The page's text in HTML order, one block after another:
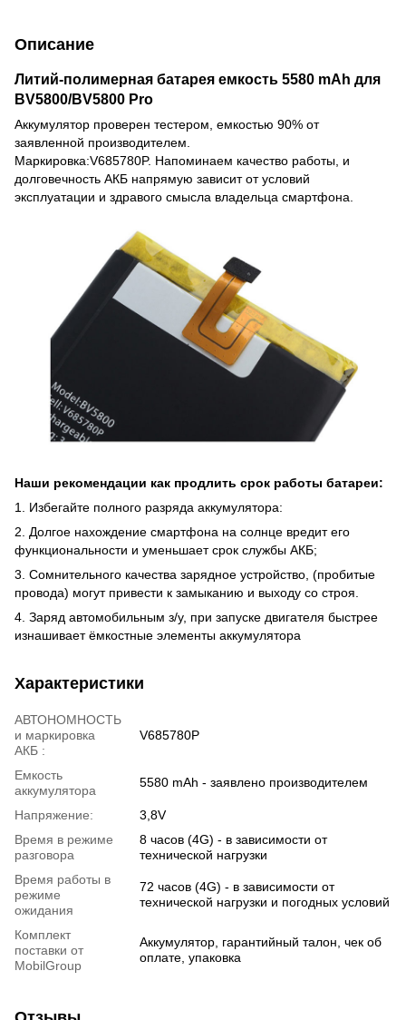
Описание
Литий-полимерная батарея емкость 5580 mAh для
BV5800/BV5800 Pro
Аккумулятор проверен тестером, емкостью 90% от
заявленной производителем.
Маркировка:V685780P. Напоминаем качество работы, и
долговечность АКБ напрямую зависит от условий
эксплуатации и здравого смысла владельца смартфона.
Наши рекомендации как продлить срок работы батареи:
1. Избегайте полного разряда аккумулятора:
2. Долгое нахождение смартфона на солнце вредит его
функциональности и уменьшает срок службы АКБ;
3. Сомнительного качества зарядное устройство, (пробитые
провода) могут привести к замыканию и выходу со строя.
4. Заряд автомобильным з/у, при запуске двигателя быстрее
изнашивает ёмкостные элементы аккумулятора
Характеристики
АВТОНОМНОСТЬ
и маркировка
АКБ :
V685780P
Емкость
аккумулятора
5580 mAh - заявлено производителем
Напряжение:
3,8V
Время в режиме
разговора
8 часов (4G) - в зависимости от
технической нагрузки
Время работы в
режиме
ожидания
72 часов (4G) - в зависимости от
технической нагрузки и погодных условий
Комплект
поставки от
MobilGroup
Аккумулятор, гарантийный талон, чек об
оплате, упаковка